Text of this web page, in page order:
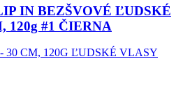
IN BEZŠVOVÉ ĽUDSKÉ
120g #1 ČIERNA
30 CM, 120G ĽUDSKÉ VLASY